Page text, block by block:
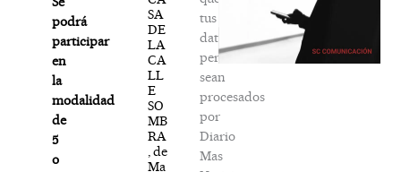
podrá
participar
en
la
modalidad
de
5
o
SA
DE
LA
CA
LL
E
SO
MB
RA
, de
Ma
tus
datos
personales
sean
procesados
por
Diario
Mas